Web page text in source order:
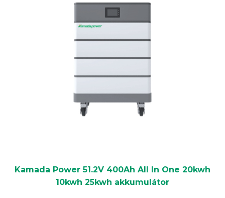
Kamada Power 51.2V 400Ah All In One 20kwh
10kwh 25kwh akkumulátor